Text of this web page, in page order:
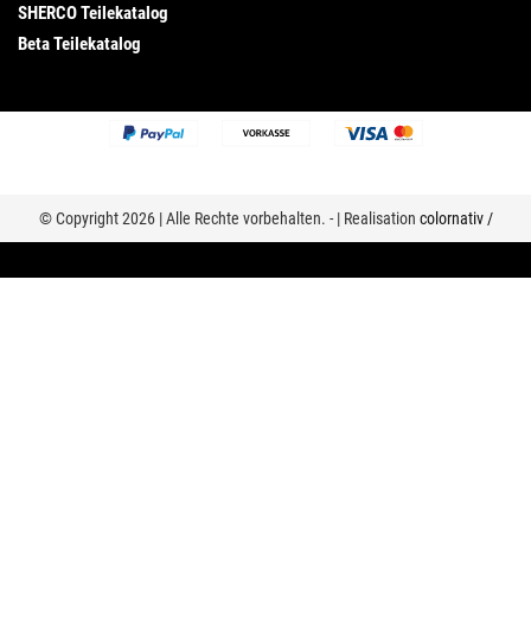
SHERCO Teilekatalog
Beta Teilekatalog
© Copyright 2026 | Alle Rechte vorbehalten. - | Realisation colornativ /